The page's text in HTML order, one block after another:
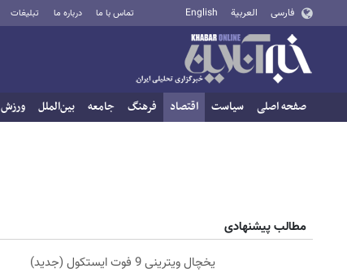
فارسی العربية English تماس با ما درباره ما تبلیغات
صفحه اصلی سیاست اقتصاد فرهنگ جامعه بین‌الملل ورزش
مطالب پیشنهادی
یخچال ویترینی 9 فوت ایستکول (جدید)